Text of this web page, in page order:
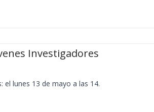
Investigadores
el lunes 13 de mayo a las 14.